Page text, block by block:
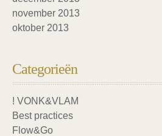
november 2013
oktober 2013
Categorieën
! VONK&VLAM
Best practices
Flow&Go